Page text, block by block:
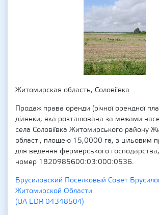
Житомирская область, Соловіївка
Продаж права оренди (річної орендної
ділянки, яка розташована за межами
села Соловіївка Житомирського району
області, площею 15,0000 га, з цільовим
для ведення фермерського
номер 1820985600:03:000:0536.
Брусиловский Поселковый Совет
Житомирской Области
(UA-EDR 04348504)